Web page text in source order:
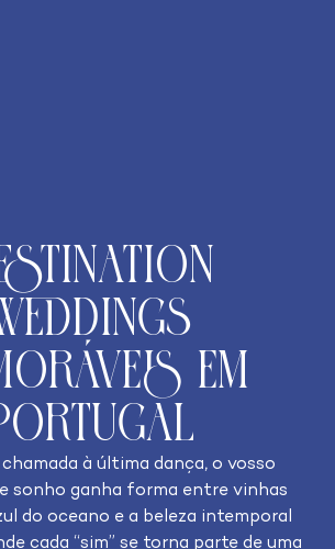
em
à última dança, o vosso
sonho ganha forma entre vinhas
do oceano e a beleza intemporal
cada “sim” se torna parte de uma